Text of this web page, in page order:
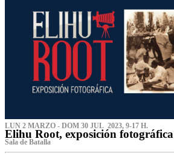
LUN 2 MARZO - DOM 30 JUL 2023, 9-17 H.
Elihu Root, exposición fotográfica
Sala de Batalla